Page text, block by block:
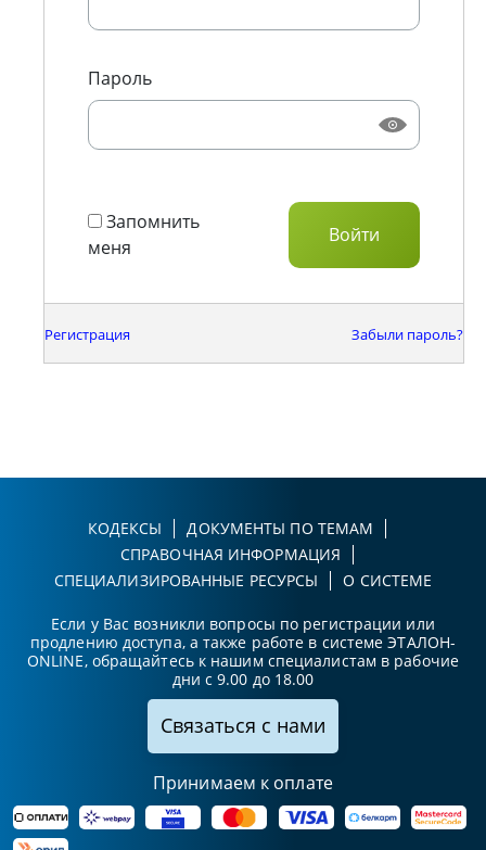
Пароль
Запомнить
меня
Регистрация Забыли пароль?
КОДЕКСЫ
ДОКУМЕНТЫ ПО ТЕМАМ
СПРАВОЧНАЯ ИНФОРМАЦИЯ
СПЕЦИАЛИЗИРОВАННЫЕ РЕСУРСЫ
О СИСТЕМЕ
Если у Вас возникли вопросы по регистрации или
продлению доступа, а также работе в системе ЭТАЛОН-
ONLINE, обращайтесь к нашим специалистам в рабочие
дни с 9.00 до 18.00
Связаться с нами
Принимаем к оплате